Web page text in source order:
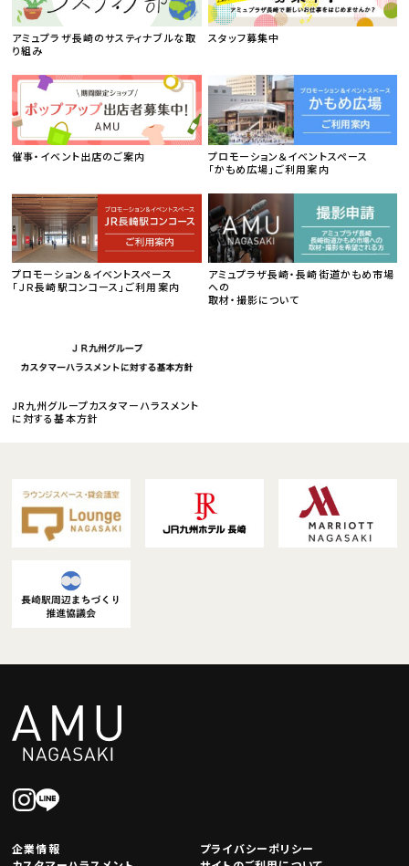
アミュプラザ長崎のサスティナブルな取
り組み
スタッフ募集中
催事・イベント出店のご案内
プロモーション＆イベントスペース
「かもめ広場」ご利用案内
プロモーション＆イベントスペース
「ＪＲ長崎駅コンコース」ご利用案内
アミュプラザ長崎・長崎街道かもめ市場
への
取材・撮影について
JR九州グループカスタマーハラスメント
に対する基本方針
企業情報
プライバシーポリシー